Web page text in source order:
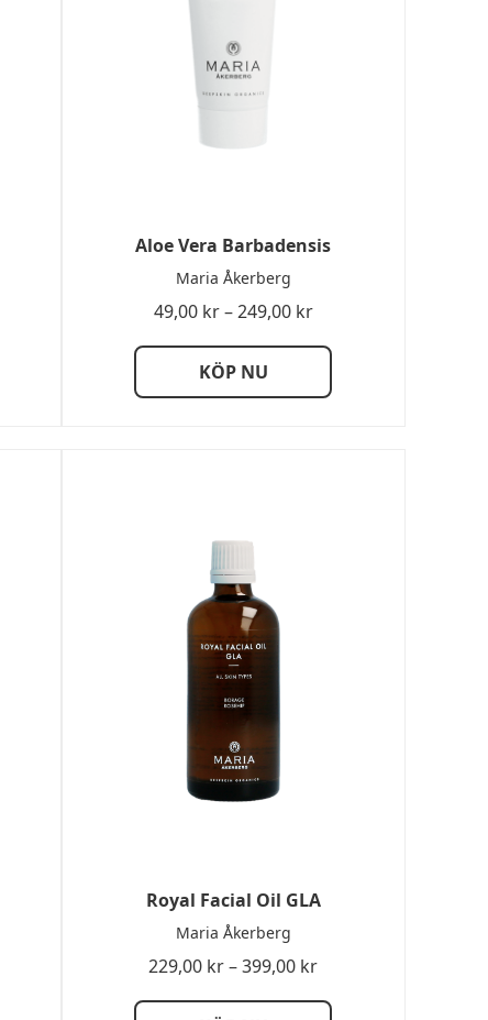
Aloe Vera Barbadensis
Maria Åkerberg
49,00 kr–249,00 krPrisintervall:
till
KÖP NU
Royal Facial Oil GLA
Maria Åkerberg
229,00 kr–399,00 krPrisintervall:
till